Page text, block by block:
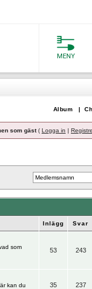
MENY
Album |
som gäst( Logga in |
Inlägg Svar
som
53 243
kan du
35 237